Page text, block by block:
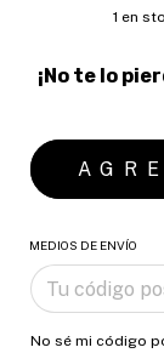
1 en
¡No te lo
MEDIOS DE ENVÍO
No sé mi código